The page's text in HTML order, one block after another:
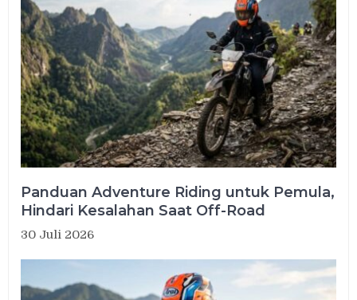
Panduan Adventure Riding untuk Pemula,
Hindari Kesalahan Saat Off-Road
30 Juli 2026